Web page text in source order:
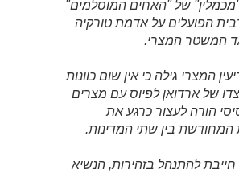
של "האחים המוסלמים"
הפועלים על אדמת טורקיה
המשטר המצרי.
המצרי גילה כי אין שום כוונות
של ארדואן לפיוס עם מצרים
הורה לעצור כרגע את
בין שתי המדינות.
חייבת להתנהל בזהירות, הנשיא